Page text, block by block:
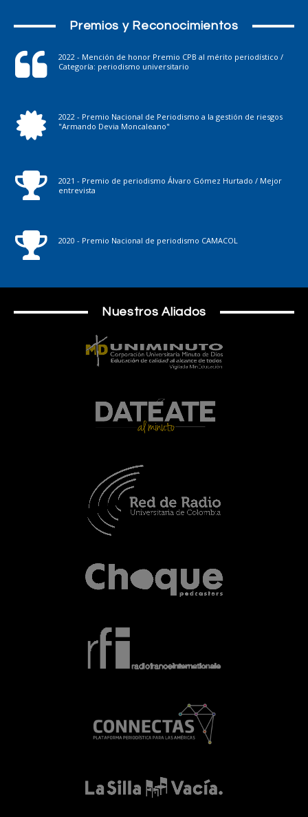
Premios y Reconocimientos
2022 - Mención de honor Premio CPB al mérito periodístico /
Categoría: periodismo universitario
2022 - Premio Nacional de Periodismo a la gestión de riesgos
"Armando Devia Moncaleano"
2021 - Premio de periodismo Álvaro Gómez Hurtado / Mejor
entrevista
2020 - Premio Nacional de periodismo CAMACOL
Nuestros Aliados